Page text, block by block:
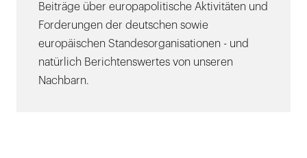
Beiträge über europapolitische Aktivitäten und
Forderungen der deutschen sowie
europäischen Standesorganisationen - und
natürlich Berichtenswertes von unseren
Nachbarn.